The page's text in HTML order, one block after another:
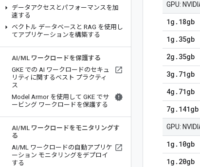
データアクセスとパフォーマンスを加
速する
ベクトル データベースと RAG を使用し
てアプリケーションを構築する
AI/ML ワークロードを保護する
GKE での AI ワークロードのセキュ
リティに関するベスト プラクティ
ス
Model Armor を使用して GKE でサ
ービング ワークロードを保護する
AI/ML ワークロードをモニタリングす
る
AI/ML ワークロードの自動アプリケ
ーション モニタリングをデプロイ
する
GPU:
1g . 18gb
1g . 35gb
2g . 35gb
3g . 71gb
4g . 71gb
7g . 141gb
GPU:
1g . 10gb
1g . 20gb